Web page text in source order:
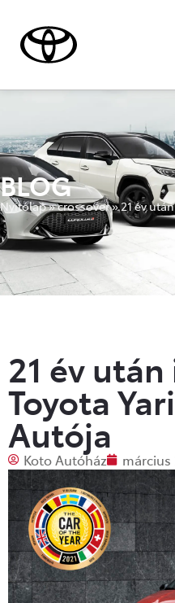
BLOG
Nyitólap»crossover»21 év
21 év
Toyota
Autója
Koto Autóház március